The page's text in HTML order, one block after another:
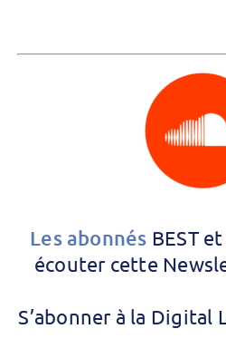
Les abonnés BEST
écouter cette
S’abonner à la Digital